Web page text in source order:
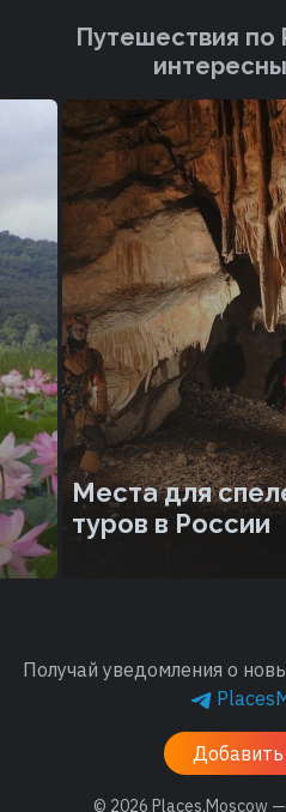
Путешествия по
Места для
туров в России
Получай уведомления о
© 2026 Places.Moscow